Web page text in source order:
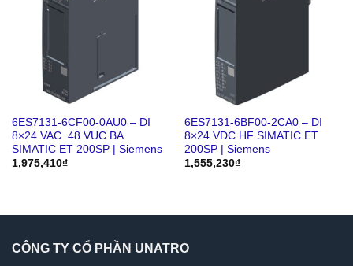
6ES7131-6CF00-0AU0 – DI
8×24 VAC..48 VUC BA
SIMATIC ET 200SP | Siemens
1,975,410₫
6ES7131-6BF00-2CA0 – DI
8×24 VDC HF SIMATIC ET
200SP | Siemens
1,555,230₫
CÔNG TY CỔ PHẦN UNATRO